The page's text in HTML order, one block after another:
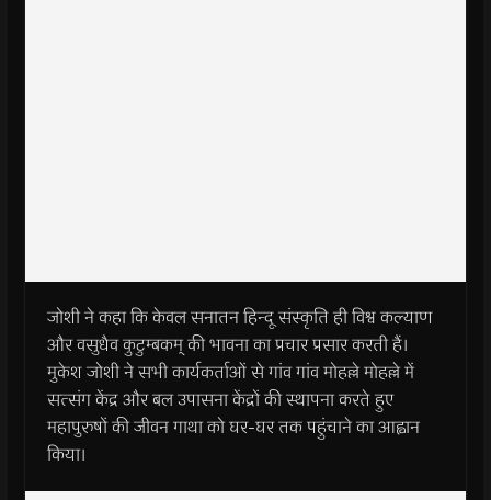
जोशी ने कहा कि केवल सनातन हिन्दू संस्कृति ही विश्व कल्याण
और वसुधैव कुटुम्बकम् की भावना का प्रचार प्रसार करती हैं।
मुकेश जोशी ने सभी कार्यकर्ताओं से गांव गांव मोहल्ले मोहल्ले में
सत्संग केंद्र और बल उपासना केंद्रों की स्थापना करते हुए
महापुरुषों की जीवन गाथा को घर-घर तक पहुंचाने का आह्वान
किया।